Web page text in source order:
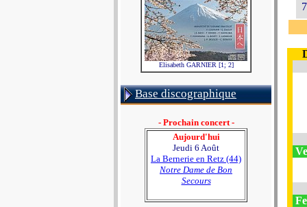
Elisabeth GARNIER [1; 2]
Base discographique
- Prochain concert -
Aujourd'hui
Jeudi 6 Août
La Bernerie en Retz (44)
Notre Dame de Bon
Secours